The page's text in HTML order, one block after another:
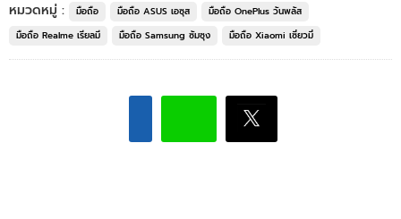
หมวดหมู่ :
มือถือ มือถือ ASUS เอซุส
มือถือ OnePlus วันพลัส
มือถือ Realme เรียลมี
มือถือ Samsung ซัมซุง มือถือ Xiaomi เซี่ยวมี่